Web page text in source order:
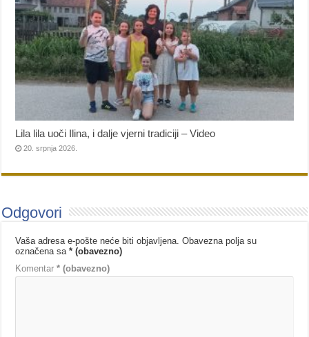
Lila lila uoči Ilina, i dalje vjerni tradiciji – Video
20. srpnja 2026.
Odgovori
Vaša adresa e-pošte neće biti objavljena. Obavezna polja su
označena sa* (obavezno)
Komentar* (obavezno)